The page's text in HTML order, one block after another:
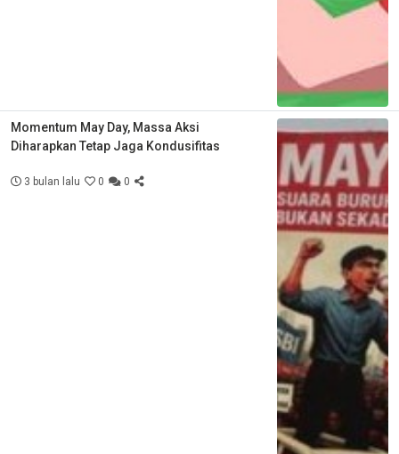
Momentum May Day, Massa Aksi
Diharapkan Tetap Jaga Kondusifitas
3 bulan lalu 0 0